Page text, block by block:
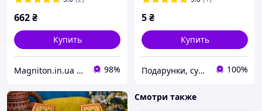
662₴
Купить
Magniton.in.ua ТМ 98%
5₴
Купить
Подарунки, сувеніри, предмети інтер'єру "Елефант" | © elephant.dp.ua 100%
Смотри также